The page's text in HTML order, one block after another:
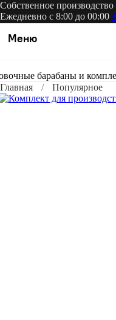
Собственное
Ежедневно с 8:00 до 00:00
Меню
барабаны и
Главная
Популярное